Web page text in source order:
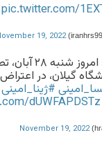
pic.twitter.com/
19, 2022
؛ امروز
گیلان، در
#ژینا_امینی
dUWFAPDSTz
November 19, 2022